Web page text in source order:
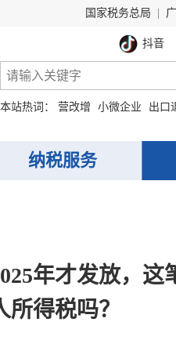
国家税务总局
抖音
本站热词： 营改增 小微企业 出口
纳税服务
年才发放，这
得税吗？